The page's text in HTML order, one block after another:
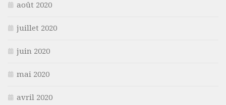
août 2020
juillet 2020
juin 2020
mai 2020
avril 2020